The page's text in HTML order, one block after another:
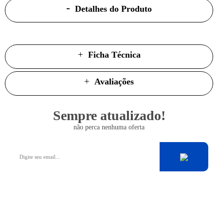
Detalhes do Produto
Ficha Técnica
Avaliações
Sempre atualizado!
não perca nenhuma oferta